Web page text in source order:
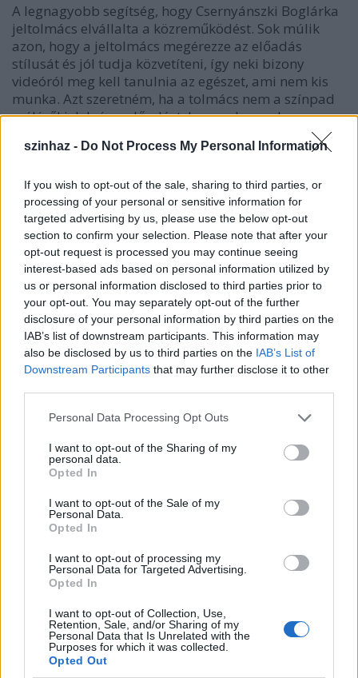
szinhaz - Do Not Process My Personal Information
If you wish to opt-out of the sale, sharing to third parties, or
processing of your personal or sensitive information for
targeted advertising by us, please use the below opt-out
section to confirm your selection. Please note that after your
opt-out request is processed you may continue seeing
interest-based ads based on personal information utilized by
us or personal information disclosed to third parties prior to
your opt-out. You may separately opt-out of the further
disclosure of your personal information by third parties on the
IAB’s list of downstream participants. This information may
also be disclosed by us to third parties on the IAB’s List of
Downstream Participants that may further disclose it to other
Please note that this website/app uses one or more Google
not limited to your visit or usage behaviour. You may click to
grant or deny consent to Google and its third-party tags to
use your data for below specified purposes in below Google
consent section.
Personal Data Processing Opt Outs
I want to opt-out of the Sharing of my
personal data.
Opted In
I want to opt-out of the Sale of my
Personal Data.
Opted In
I want to opt-out of processing my
Personal Data for Targeted Advertising.
Opted In
I want to opt-out of Collection, Use,
Retention, Sale, and/or Sharing of my
Personal Data that Is Unrelated with the
Purposes for which it was collected.
Opted Out
A legnagyobb segítség, hogy Csernyánszki Boglárka
jeltolmács elvállalta a közreműködést. Sok múlik
azon, hogy a jeltolmács megérezze az előadás
stílusát és jól tudja közvetíteni, így neki bizony
videóról meg kell tanulnia az egészet, ami nem kis
munka. Azt szeretném, ha a tolmács nem a színpad
széléről jelelné az előadást, hanem benne lenne a
jelenetekben a színészek mellett, így Boglárkával az
előadás előtt fogunk még egy hosszabbat próbálni,
begyakoroljuk. Annyiban biztos más lesz az előadás,
hogy bent lesz a térben egy új ember, és kicsit az
egész ritmusa is igazodik majd a jeleléshez.
Egyébként mindent lehet jelelni, zenét vagy hangot
is.